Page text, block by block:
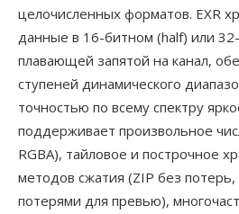
целочисленных форматов. EXR
данные в 16-битном (half) или
плавающей запятой на канал,
ступеней динамического
точностью по всему спектру
поддерживает произвольное
RGBA), тайловое и построчное
методов сжатия (ZIP без потерь,
потерями для превью),